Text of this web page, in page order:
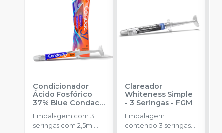
Condicionador
Ácido Fosfórico
37% Blue Condac-
FGM
Embalagem com 3
seringas com 2,5ml
Clareador
Whiteness Simple
- 3 Seringas- FGM
Embalagem
contendo 3 seringas